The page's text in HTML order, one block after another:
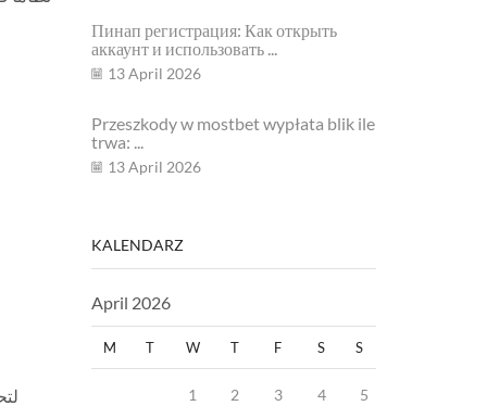
Пинап регистрация: Как открыть
аккаунт и использовать ...
13 April 2026
Przeszkody w mostbet wypłata blik ile
trwa: ...
13 April 2026
KALENDARZ
April 2026
M T W T F S S
1 2 3 4 5